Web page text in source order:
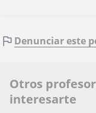
Denunciar este
Otros
interesarte